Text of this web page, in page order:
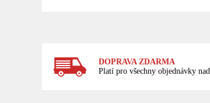
DOPRAVA ZDARMA
Platí pro všechny objednávky